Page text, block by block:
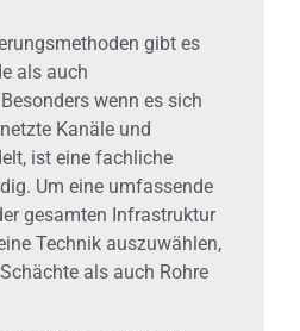
gibt es
als auch
wenn es sich
Kanäle und
ist eine fachliche
Um eine umfassende
gesamten Infrastruktur
Technik auszuwählen,
als auch Rohre